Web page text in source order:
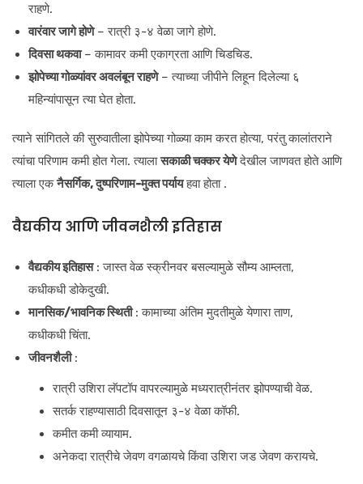
राहणे.
वारंवार जागे होणे– रात्री ३-४ वेळा जागे होणे.
दिवसा थकवा– कामावर कमी एकाग्रता आणि चिडचिड.
झोपेच्या गोळ्यांवर अवलंबून राहणे– त्याच्या जीपीने लिहून दिलेल्या ६
महिन्यांपासून त्या घेत होता.
त्याने सांगितले की सुरुवातीला झोपेच्या गोळ्या काम करत होत्या, परंतु कालांतराने
त्यांचा परिणाम कमी होत गेला. त्यालासकाळी चक्कर येणेदेखील जाणवत होते आणि
त्याला एकनैसर्गिक, दुष्परिणाम-मुक्त पर्यायहवा होता .
वैद्यकीय आणि जीवनशैली इतिहास
वैद्यकीय इतिहास: जास्त वेळ स्क्रीनवर बसल्यामुळे सौम्य आम्लता,
कधीकधी डोकेदुखी.
मानसिक/भावनिक स्थिती: कामाच्या अंतिम मुदतीमुळे येणारा ताण,
कधीकधी चिंता.
जीवनशैली:
रात्री उशिरा लॅपटॉप वापरल्यामुळे मध्यरात्रीनंतर झोपण्याची वेळ.
सतर्क राहण्यासाठी दिवसातून ३-४ वेळा कॉफी.
कमीत कमी व्यायाम.
अनेकदा रात्रीचे जेवण वगळायचे किंवा उशिरा जड जेवण करायचे.